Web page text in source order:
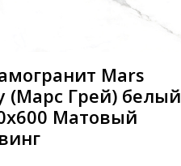
Mars
(Марс Грей) белый
Матовый